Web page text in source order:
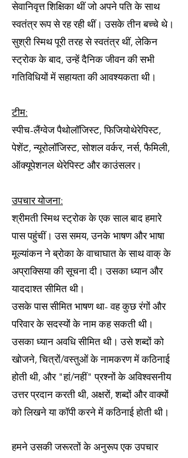
सेवानिवृत्त शिक्षिका थीं जो अपने पति के साथ
स्वतंत्र रूप से रह रही थीं। उसके तीन बच्चे थे।
सुश्री स्मिथ पूरी तरह से स्वतंत्र थीं, लेकिन
स्ट्रोक के बाद, उन्हें दैनिक जीवन की सभी
गतिविधियों में सहायता की आवश्यकता थी।
टीम:
स्पीच-लैंग्वेज पैथोलॉजिस्ट, फिजियोथेरेपिस्ट,
पेशेंट, न्यूरोलॉजिस्ट, सोशल वर्कर, नर्स, फैमिली,
ऑक्यूपेशनल थेरेपिस्ट और काउंसलर।
उपचार योजना:
श्रीमती स्मिथ स्ट्रोक के एक साल बाद हमारे
पास पहुंचीं। उस समय, उनके भाषण और भाषा
मूल्यांकन ने ब्रोका के वाचाघात के साथ वाक् के
अप्राक्सिया की सूचना दी। उसका ध्यान और
याददाश्त सीमित थी।
उसके पास सीमित भाषण था- वह कुछ रंगों और
परिवार के सदस्यों के नाम कह सकती थी।
उसका ध्यान अवधि सीमित थी। उसे शब्दों को
खोजने, चित्रों/वस्तुओं के नामकरण में कठिनाई
होती थी, और "हां/नहीं" प्रश्नों के अविश्वसनीय
उत्तर प्रदान करती थी, अक्षरों, शब्दों और वाक्यों
को लिखने या कॉपी करने में कठिनाई होती थी।
हमने उसकी जरूरतों के अनुरूप एक उपचार